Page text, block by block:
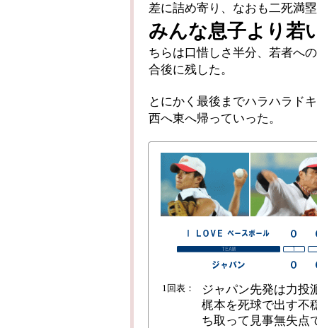
差に詰め寄り、なおも二死満
みんな息子より若
ちらは口惜しさ半分、若者へ
合後に残した。
とにかく最後までハラハラド
西へ東へ帰っていった。
1回表：
ジャパン先発は力投
梶本を死球で出す不
ち取って見事無失点